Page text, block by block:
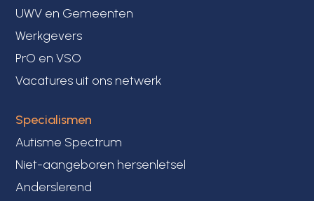
UWV en Gemeenten
Werkgevers
PrO en VSO
Vacatures uit ons netwerk
Specialismen
Autisme Spectrum
Niet-aangeboren hersenletsel
Anderslerend